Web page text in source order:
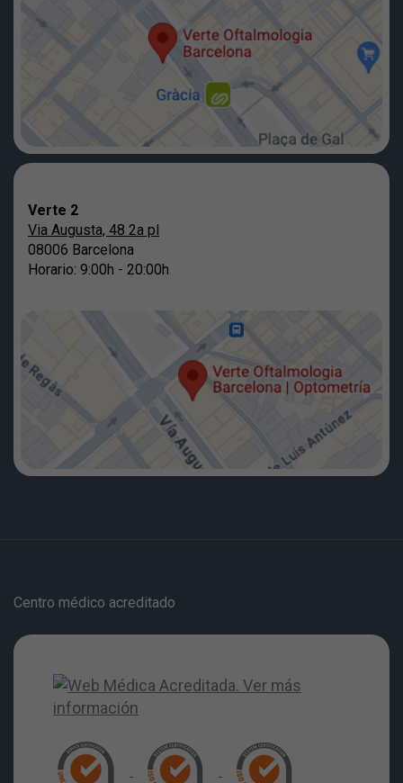
Verte 2
Via Augusta, 48 2a pl
08006 Barcelona
Horario: 9:00h - 20:00h
Centro médico acreditado